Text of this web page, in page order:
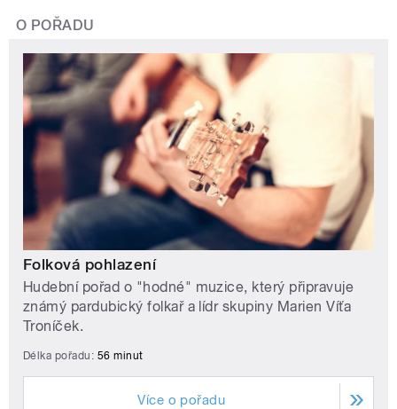
O POŘADU
Folková pohlazení
Hudební pořad o "hodné" muzice, který připravuje
známý pardubický folkař a lídr skupiny Marien Víťa
Troníček.
Délka pořadu: 56 minut
Více o pořadu